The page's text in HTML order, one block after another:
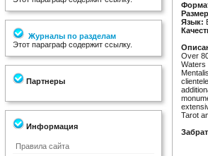
Журналы по разделам
Этот параграф содержит ссылку.
Партнеры
Информация
Правила сайта
Язык:
Over
Waters
Tarot